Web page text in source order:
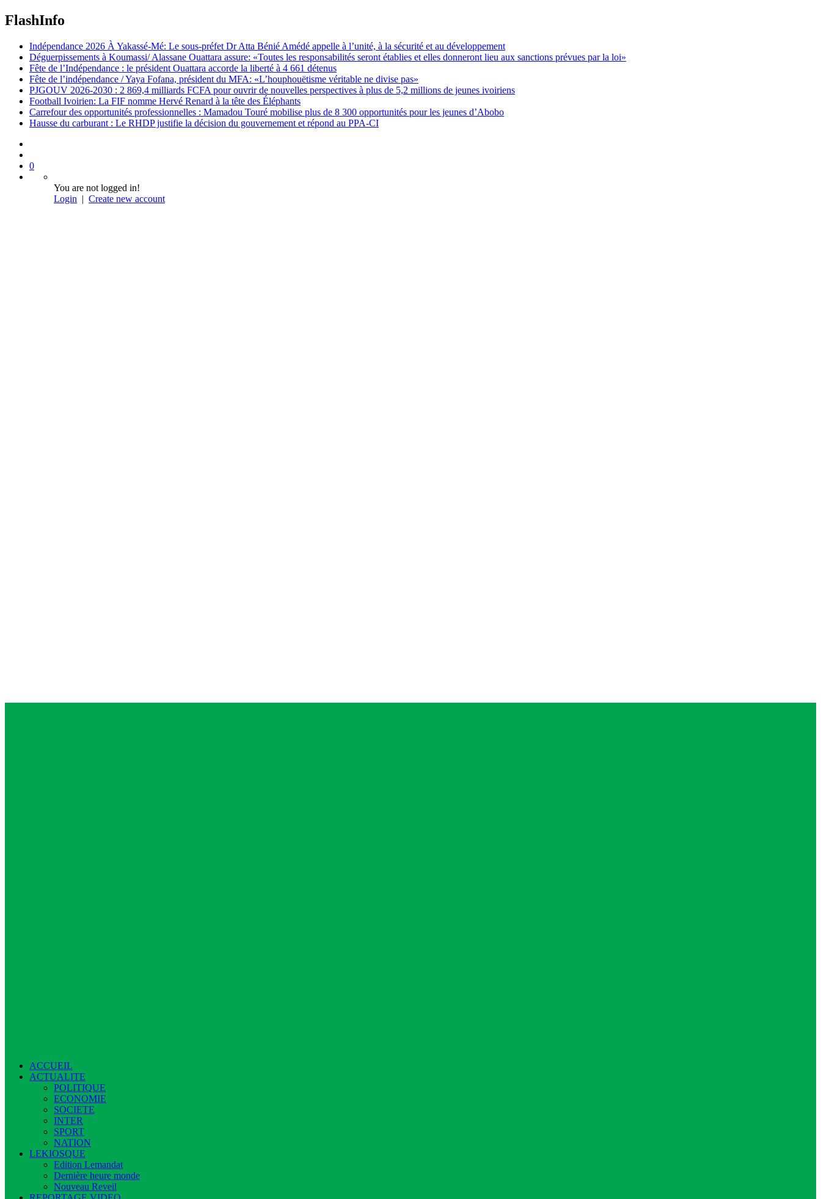
FlashInfo
Indépendance 2026 À Yakassé-Mé: Le sous-préfet Dr Atta Bénié Amédé appelle à l’unité, à la sécurité et au développement
Déguerpissements à Koumassi/ Alassane Ouattara assure: «Toutes les responsabilités seront établies et elles donneront lieu aux sanctions prévues par la loi»
Fête de l’Indépendance : le président Ouattara accorde la liberté à 4 661 détenus
Fête de l’indépendance / Yaya Fofana, président du MFA: «L’houphouëtisme véritable ne divise pas»
PJGOUV 2026-2030 : 2 869,4 milliards FCFA pour ouvrir de nouvelles perspectives à plus de 5,2 millions de jeunes ivoiriens
Football Ivoirien: La FIF nomme Hervé Renard à la tête des Éléphants
Carrefour des opportunités professionnelles : Mamadou Touré mobilise plus de 8 300 opportunités pour les jeunes d’Abobo
Hausse du carburant : Le RHDP justifie la décision du gouvernement et répond au PPA-CI
0
You are not logged in!
Login | Create new account
ACCUEIL
ACTUALITE
POLITIQUE
ECONOMIE
SOCIETE
INTER
SPORT
NATION
LEKIOSQUE
Edition Lemandat
Dernière heure monde
Nouveau Reveil